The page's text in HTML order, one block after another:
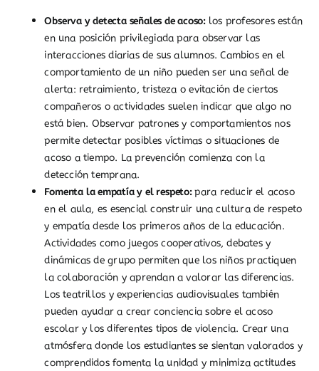
Observa y detecta señales de acoso: los profesores están
en una posición privilegiada para observar las
interacciones diarias de sus alumnos. Cambios en el
comportamiento de un niño pueden ser una señal de
alerta: retraimiento, tristeza o evitación de ciertos
compañeros o actividades suelen indicar que algo no
está bien. Observar patrones y comportamientos nos
permite detectar posibles víctimas o situaciones de
acoso a tiempo. La prevención comienza con la
detección temprana.
Fomenta la empatía y el respeto:para reducir el acoso
en el aula, es esencial construir una cultura de respeto
y empatía desde los primeros años de la educación.
Actividades como juegos cooperativos, debates y
dinámicas de grupo permiten que los niños practiquen
la colaboración y aprendan a valorar las diferencias.
Los teatrillos y experiencias audiovisuales también
pueden ayudar a crear conciencia sobre el acoso
escolar y los diferentes tipos de violencia. Crear una
atmósfera donde los estudiantes se sientan valorados y
comprendidos fomenta la unidad y minimiza actitudes